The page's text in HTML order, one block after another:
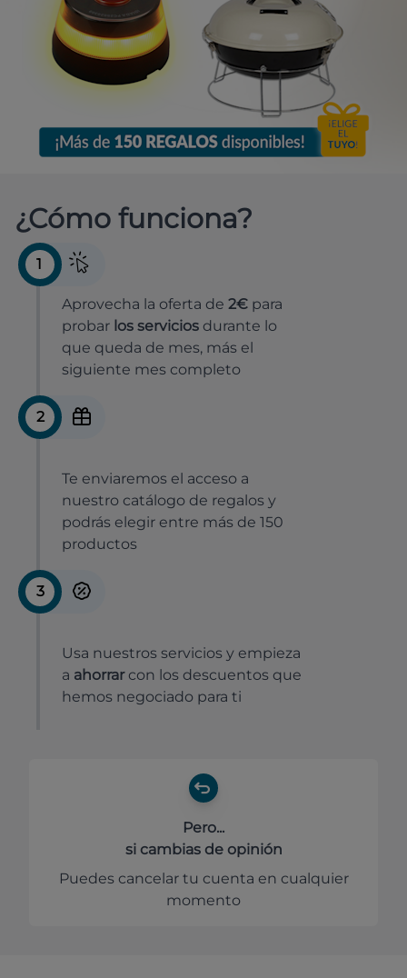
¿Cómo funciona?
1
Aprovecha la oferta de 2€ para
probar los servicios durante lo
que queda de mes, más el
siguiente mes completo
2
Te enviaremos el acceso a
nuestro catálogo de regalos y
podrás elegir entre más de 150
productos
3
Usa nuestros servicios y empieza
a ahorrar con los descuentos que
hemos negociado para ti
Pero...
si cambias de opinión
Puedes cancelar tu cuenta en cualquier
momento